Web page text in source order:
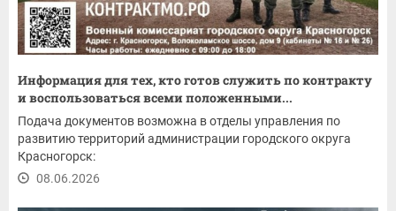
Информация для тех, кто готов служить по контракту
и воспользоваться всеми положенными...
Подача документов возможна в отделы управления по
развитию территорий администрации городского округа
Красногорск:
08.06.2026